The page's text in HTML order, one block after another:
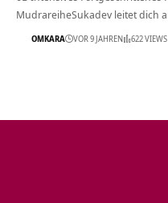
MudrareiheSukadev leitet dich
OMKARA VOR 9 JAHREN 622 VIEWS